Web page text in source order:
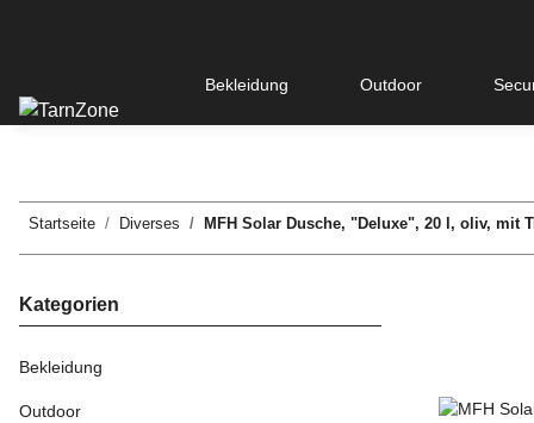
Bekleidung Outdoor
Startseite Diverses MFH Solar Dusche, "Deluxe", 20 l, oliv, mit
Kategorien
Bekleidung
Outdoor